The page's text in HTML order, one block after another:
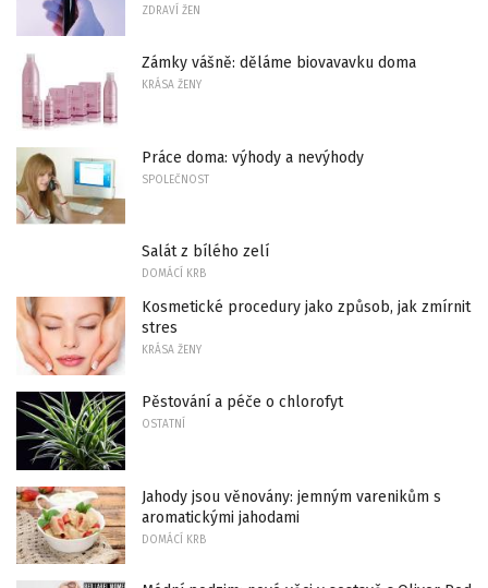
ZDRAVÍ ŽEN
Zámky vášně: děláme biovavavku doma
KRÁSA ŽENY
Práce doma: výhody a nevýhody
SPOLEČNOST
Salát z bílého zelí
DOMÁCÍ KRB
Kosmetické procedury jako způsob, jak zmírnit
stres
KRÁSA ŽENY
Pěstování a péče o chlorofyt
OSTATNÍ
Jahody jsou věnovány: jemným varenikům s
aromatickými jahodami
DOMÁCÍ KRB